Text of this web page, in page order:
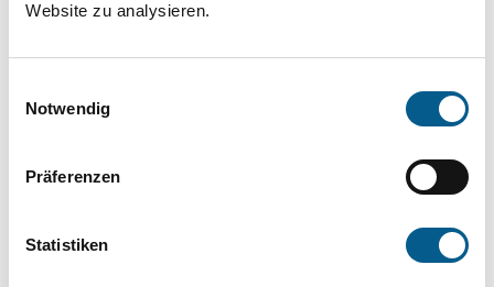
Website zu analysieren.
Notwendig
Präferenzen
Statistiken
Bitte Suchbegriff eingeben. Ergebnisse
können durch die Wahl von Bereichen oder